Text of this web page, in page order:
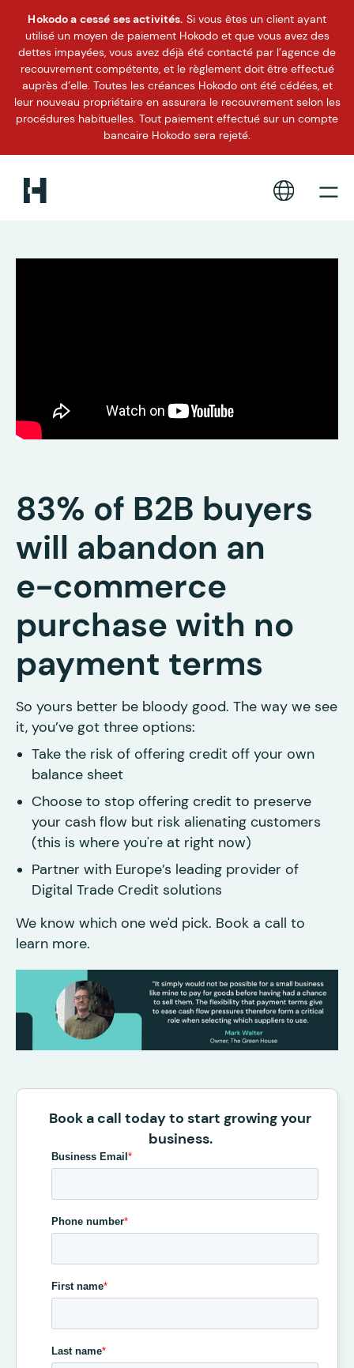
Hokodo a cessé ses activités. Si vous êtes un client ayant
utilisé un moyen de paiement Hokodo et que vous avez des
dettes impayées, vous avez déjà été contacté par l’agence de
recouvrement compétente, et le règlement doit être effectué
auprès d’elle. Toutes les créances Hokodo ont été cédées, et
leur nouveau propriétaire en assurera le recouvrement selon les
procédures habituelles. Tout paiement effectué sur un compte
bancaire Hokodo sera rejeté.
83% of B2B buyers
will abandon an
e-commerce
purchase with no
payment terms
So yours better be bloody good. The way we see
it, you’ve got three options:
Take the risk of offering credit off your own
balance sheet
Choose to stop offering credit to preserve
your cash flow but risk alienating customers
(this is where you're at right now)
Partner with Europe’s leading provider of
Digital Trade Credit solutions
We know which one we'd pick. Book a call to
learn more.
Book a call today to start growing your
business.